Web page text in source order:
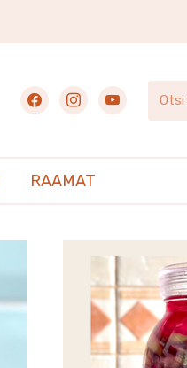
facebookinstagram
youtube
RAAMAT